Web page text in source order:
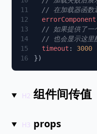
  errorComponent
  timeout
:
组件间传值
props